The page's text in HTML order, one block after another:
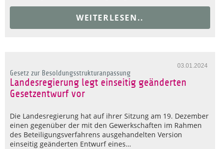
WEITERLESEN..
03.01.2024
Gesetz zur Besoldungsstrukturanpassung
Landesregierung legt einseitig geänderten
Gesetzentwurf vor
Die Landesregierung hat auf ihrer Sitzung am 19. Dezember
einen gegenüber der mit den Gewerkschaften im Rahmen
des Beteiligungsverfahrens ausgehandelten Version
einseitig geänderten Entwurf eines…